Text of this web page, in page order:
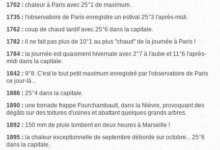
1702 :chaleur à Paris avec 25°1 de maximum.
1735 : l'observatoire de Paris enregistre un estival 25°3 l'après-midi.
1762 : coup de chaud tardif avec 25°6 dans la capitale.
1782 : il ne fait pas plus de 10°1 au plus "chaud" de la journée à Paris !
1784 : la journée est quasiment hivernale avec 2°7 à l'aube et 11°6 l'après-
midi dans la capitale.
1842 : 9°8. C'est le tout petit maximum enregistré par l'observatoire de Paris
ce jour-là...
1886 : 25°4 dans la capitale.
1890 : une tornade frappe Fourchambault, dans la Nièvre, provoquant des
dégâts sur des toitures d'usines et abattant quelques grands arbres.
1892 : 150 mm de pluie tombent en deux heures à Marseille !
1895 : la chaleur exceptionnelle de septembre déborde sur octobre... 25°6
dans la capitale.